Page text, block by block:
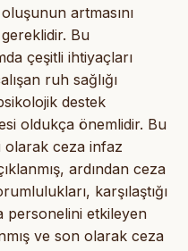
artmasını
Bu
çeşitli ihtiyaçları
ruh sağlığı
destek
oldukça önemlidir. Bu
olarak ceza infaz
ardından ceza
karşılaştığı
etkileyen
ve son olarak ceza